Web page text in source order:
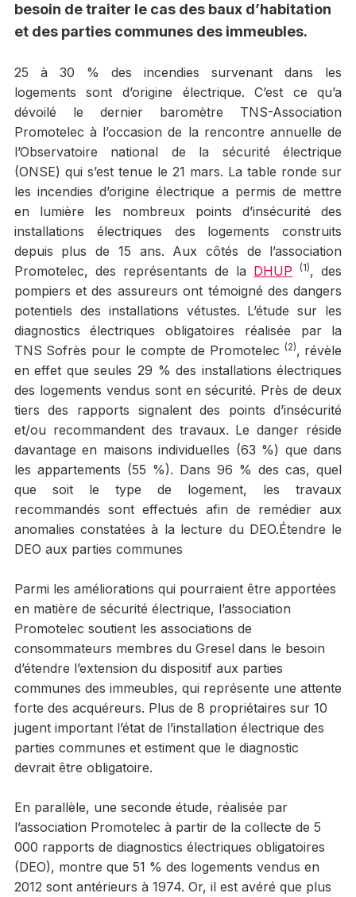
besoin de traiter le cas des baux d’habitation
et des parties communes des immeubles.
25 à 30 % des incendies survenant dans les
logements sont d’origine électrique. C’est ce qu’a
dévoilé le dernier baromètre TNS-Association
Promotelec à l’occasion de la rencontre annuelle de
l’Observatoire national de la sécurité électrique
(ONSE) qui s’est tenue le 21 mars. La table ronde sur
les incendies d’origine électrique a permis de mettre
en lumière les nombreux points d’insécurité des
installations électriques des logements construits
depuis plus de 15 ans. Aux côtés de l’association
Promotelec, des représentants de la DHUP (1), des
pompiers et des assureurs ont témoigné des dangers
potentiels des installations vétustes. L’étude sur les
diagnostics électriques obligatoires réalisée par la
TNS Sofrès pour le compte de Promotelec (2), révèle
en effet que seules 29 % des installations électriques
des logements vendus sont en sécurité. Près de deux
tiers des rapports signalent des points d’insécurité
et/ou recommandent des travaux. Le danger réside
davantage en maisons individuelles (63 %) que dans
les appartements (55 %). Dans 96 % des cas, quel
que soit le type de logement, les travaux
recommandés sont effectués afin de remédier aux
anomalies constatées à la lecture du DEO.Étendre le
DEO aux parties communes
Parmi les améliorations qui pourraient être apportées
en matière de sécurité électrique, l’association
Promotelec soutient les associations de
consommateurs membres du Gresel dans le besoin
d’étendre l’extension du dispositif aux parties
communes des immeubles, qui représente une attente
forte des acquéreurs. Plus de 8 propriétaires sur 10
jugent important l’état de l’installation électrique des
parties communes et estiment que le diagnostic
devrait être obligatoire.
En parallèle, une seconde étude, réalisée par
l’association Promotelec à partir de la collecte de 5
000 rapports de diagnostics électriques obligatoires
(DEO), montre que 51 % des logements vendus en
2012 sont antérieurs à 1974. Or, il est avéré que plus